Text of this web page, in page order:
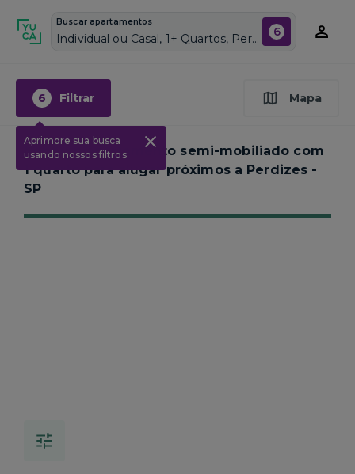
Buscar apartamentos
Individual ou Casal, 1+ Quartos, Perdizes, Vagas de garagem: Sim, Semi mobiliado, Piscina 6
6 Filtrar
Aprimore sua busca
usando nossos filtros
Mapa
Nenhum apartamento semi-mobiliado com
1 quarto para alugar próximos a Perdizes -
SP